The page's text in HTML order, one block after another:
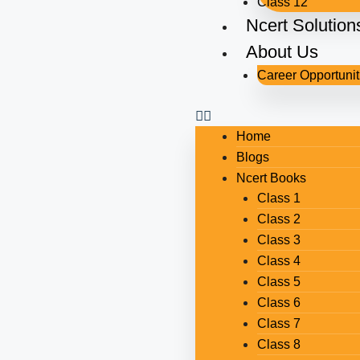
Ncert
About Us
Career
Home
Blogs
Ncert Books
Class 1
Class 2
Class 3
Class 4
Class 5
Class 6
Class 7
Class 8